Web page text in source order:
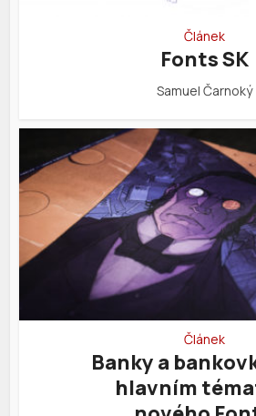
Článek
Fonts SK
Samuel Čarnoký
Článek
Banky a
hlavním